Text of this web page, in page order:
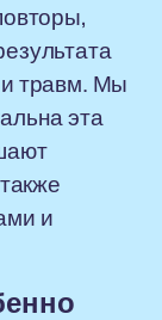
и травм. Мы
эта
и